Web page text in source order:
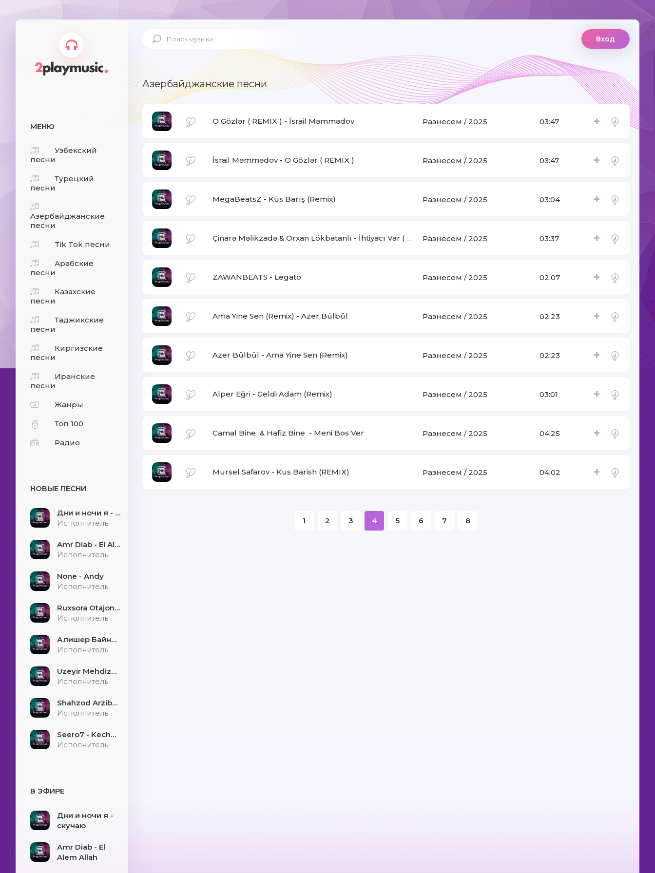
МЕНЮ
Узбекский
песни
Турецкий
песни
Азербайджанские
песни
Tik Tok песни
Арабские
песни
Казахские
песни
Таджикские
песни
Киргизские
песни
Иранские
песни
Жанры
Топ 100
Радио
НОВЫЕ ПЕСНИ
Дни и ночи я - скучаю
Исполнитель
Amr Diab - El Alem Allah
Исполнитель
None - Andy
Исполнитель
Ruxsora Otajonova & Bahrom Davr - Sevgimiz soxtamidi
Исполнитель
Алишер Байниязов - Қарауыллап
Исполнитель
Uzeyir Mehdizade - Hekaye
Исполнитель
Shahzod Arzibayev - Egilmasin yigitni boshi
Исполнитель
Seero7 - Kecholmadim
Исполнитель
В ЭФИРЕ
Дни и ночи я -
скучаю
Amr Diab - El
Alem Allah
Вход
Азербайджанские песни
O Gözlər ( REMIX ) - İsrail Məmmədov Разнесем / 2025 03:47 +
İsrail Məmmədov- O Gözlər ( REMIX ) Разнесем / 2025 03:47 +
MegaBeatsZ - Küs Barış (Remix) Разнесем / 2025 03:04 +
Çinarə Məlikzadə & Orxan Lökbatanlı - İhtiyacı Var ( REMIX ) Разнесем / 2025 03:37 +
ZAWANBEATS - Legato Разнесем / 2025 02:07 +
Ama Yine Sen (Remix) - Azer Bülbül Разнесем / 2025 02:23 +
Azer Bülbül - Ama Yine Sen (Remix) Разнесем / 2025 02:23 +
Alper Eğri - Geldi Adam (Remix) Разнесем / 2025 03:01 +
Camal Bine & Hafiz Bine - Meni Bos Ver Разнесем / 2025 04:25 +
Mursel Safarov- Kus Barish (REMIX) Разнесем / 2025 04:02 +
1 2 3 4 5 6 7 8